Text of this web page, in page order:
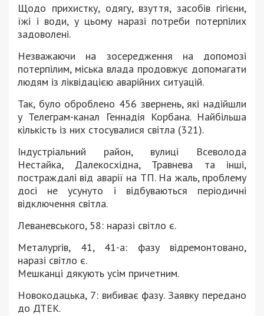
Щодо прихистку, одягу, взуття, засобів гігієни,
їжі і води, у цьому наразі потреби потерпілих
задоволені.
Незважаючи на зосередження на допомозі
потерпілим, міська влада продовжує допомагати
людям із ліквідацією аварійних ситуацій.
Так, було оброблено 456 звернень, які надійшли
у Телеграм-канал Геннадія Корбана. Найбільша
кількість із них стосувалися світла (321).
Індустріальний район, вулиці Всеволода
Нестайка, Далекосхідна, Травнева та інші,
постраждалі від аварії на ТП. На жаль, проблему
досі не усунуто і відбуваються періодичні
відключення світла.
Леваневського, 58: наразі світло є.
Металургів, 41, 41-а: фазу відремонтовано,
наразі світло є.
Мешканці дякують усім причетним.
Новокодацька, 7: вибиває фазу. Заявку передано
до ДТЕК.